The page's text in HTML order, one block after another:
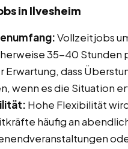
in Ilvesheim
Vollzeitjobs
35-40 Stunden
Erwartung, dass
wenn es die Situation
Hohe Flexibilität
häufig an